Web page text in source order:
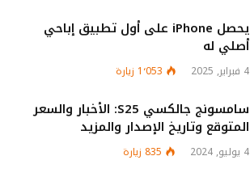
يحصل iPhone على أول تطبيق إباحي
أصلي له
4 فبراير, 2025 1٬053 زيارة
سامسونج جالكسي S25: الأخبار والسعر
المتوقع وتاريخ الإصدار والمزيد
4 يوليو, 2024 835 زيارة